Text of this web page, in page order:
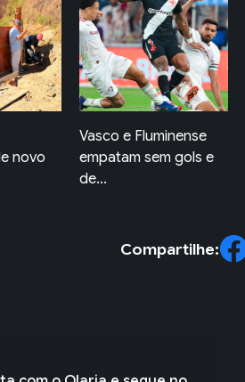
novo
Vasco e Fluminense
empatam sem gols e
de...
Compartilhe: